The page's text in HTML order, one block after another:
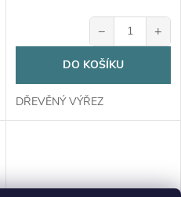
− +
DO KOŠÍKU
DŘEVĚNÝ VÝŘEZ